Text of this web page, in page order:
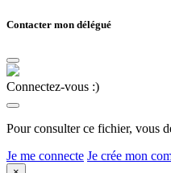
Contacter mon délégué
Connectez-vous :)
Pour consulter ce fichier, vous
Je me connecte Je crée mon